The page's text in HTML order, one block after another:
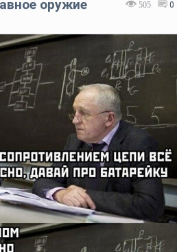
505 0
оружие